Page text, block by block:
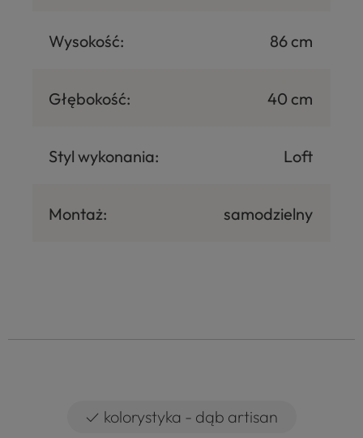
Wysokość: 86 cm
Głębokość: 40 cm
Styl wykonania: Loft
Montaż: samodzielny
✓ kolorystyka - dąb artisan